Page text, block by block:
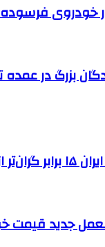
بزرگ در
خانگی است
جدید قیمت